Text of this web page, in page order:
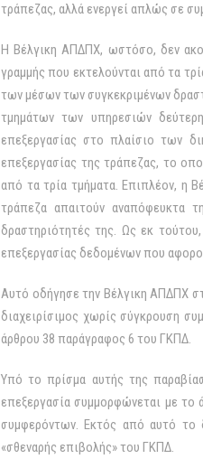
τράπεζας, αλλά ενεργεί απλώς σε
Η Βέλγικη ΑΠΔΠΧ, ωστόσο, δεν
γραμμής που εκτελούνται από τα
των μέσων των συγκεκριμένων
τμημάτων των υπηρεσιών
επεξεργασίας στο πλαίσιο των
επεξεργασίας της τράπεζας, το
από τα τρία τμήματα. Επιπλέον, η
τράπεζα απαιτούν αναπόφευκτα
δραστηριότητές της. Ως εκ
επεξεργασίας δεδομένων που
Αυτό οδήγησε την Βέλγικη ΑΠΔΠΧ
διαχειρίσιμος χωρίς σύγκρουση
άρθρου 38 παράγραφος 6 του ΓΚΠΔ.
Υπό το πρίσμα αυτής της
επεξεργασία συμμορφώνεται με το
συμφερόντων. Εκτός από αυτό το
«σθεναρής επιβολής» του ΓΚΠΔ.